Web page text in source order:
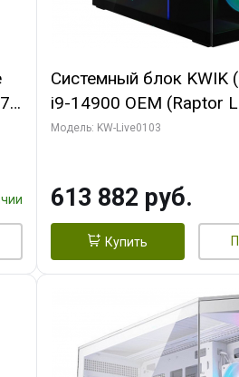
Системный блок KWIK
i9-14900 OEM (Raptor
C24 16EC/8PC// 64 ГБ
Turbo/ 960 ГБ SSD)
Модель: KW-Live0103
613 882 руб.
Купить